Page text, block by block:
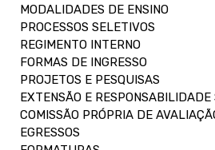
MODALIDADES DE ENSINO
PROCESSOS SELETIVOS
REGIMENTO INTERNO
FORMAS DE INGRESSO
PROJETOS E PESQUISAS
EXTENSÃO E RESPONSABILIDADE
COMISSÃO PRÓPRIA DE
EGRESSOS